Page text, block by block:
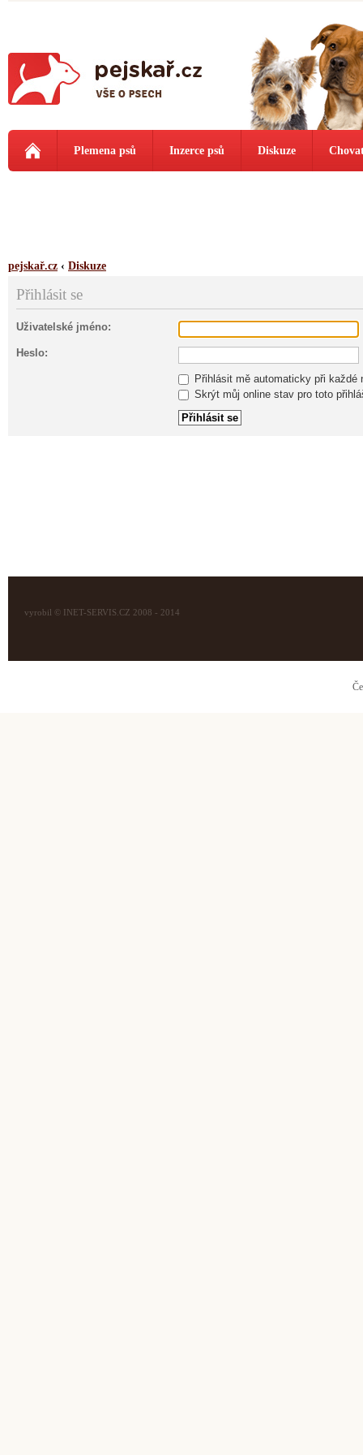
Plemena psů Inzerce psů Diskuze
pejskař.cz ‹ Diskuze
Přihlásit se
Uživatelské jméno:
Heslo:
Přihlásit mě automaticky při každé
Skrýt můj online stav pro toto
vyrobil © INET-SERVIS.CZ 2008 - 2014